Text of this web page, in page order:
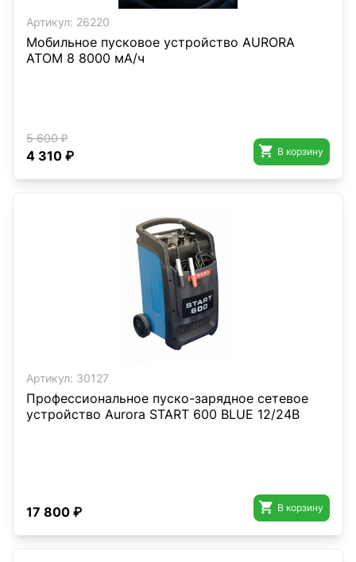
Артикул: 26220
Мобильное пусковое устройство AURORA
ATOM 8 8000 мА/ч
5 600 ₽
4 310 ₽  В корзину
Артикул: 30127
Профессиональное пуско-зарядное сетевое
устройство Aurora START 600 BLUE 12/24В
17 800 ₽  В корзину